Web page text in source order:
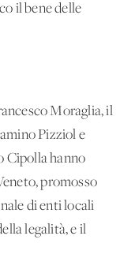
il bene delle
Moraglia, il
Pizziol e
Cipolla hanno
promosso
di enti locali
legalità, e il